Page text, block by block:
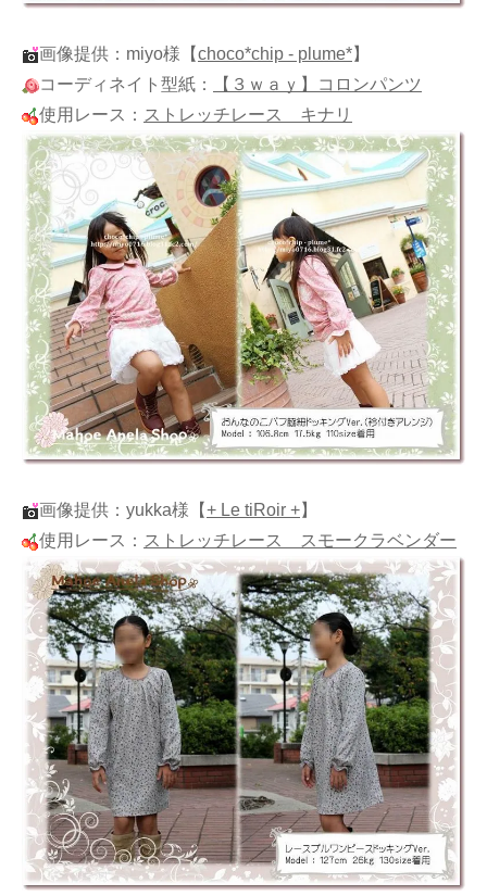
画像提供：miyo様 【choco*chip - plume*】
コーディネイト型紙：
【３ｗａｙ】コロンパンツ
使用レース： ストレッチレース キナリ
画像提供：yukka様 【+ Le tiRoir +】
使用レース： ストレッチレース スモークラベンダー